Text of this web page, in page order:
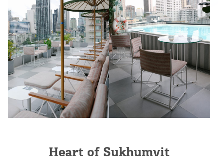
Heart of Sukhumvit